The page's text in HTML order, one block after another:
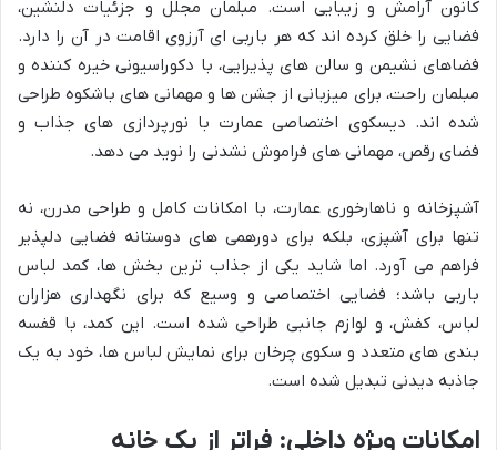
کانون آرامش و زیبایی است. مبلمان مجلل و جزئیات دلنشین،
فضایی را خلق کرده اند که هر باربی ای آرزوی اقامت در آن را دارد.
فضاهای نشیمن و سالن های پذیرایی، با دکوراسیونی خیره کننده و
مبلمان راحت، برای میزبانی از جشن ها و مهمانی های باشکوه طراحی
شده اند. دیسکوی اختصاصی عمارت با نورپردازی های جذاب و
فضای رقص، مهمانی های فراموش نشدنی را نوید می دهد.
آشپزخانه و ناهارخوری عمارت، با امکانات کامل و طراحی مدرن، نه
تنها برای آشپزی، بلکه برای دورهمی های دوستانه فضایی دلپذیر
فراهم می آورد. اما شاید یکی از جذاب ترین بخش ها، کمد لباس
باربی باشد؛ فضایی اختصاصی و وسیع که برای نگهداری هزاران
لباس، کفش، و لوازم جانبی طراحی شده است. این کمد، با قفسه
بندی های متعدد و سکوی چرخان برای نمایش لباس ها، خود به یک
جاذبه دیدنی تبدیل شده است.
امکانات ویژه داخلی: فراتر از یک خانه